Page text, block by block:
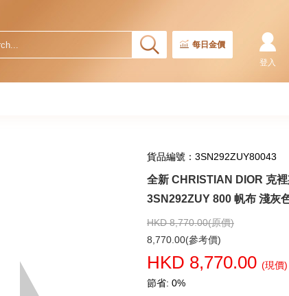
每日金價
登入
貨品編號：3SN292ZUY80043
全新 CHRISTIAN DIOR 克裡
3SN292ZUY 800 帆布 淺灰
HKD 8,770.00(原價)
8,770.00(參考價)
HKD 8,770.00 (現價)
節省: 0%
國米圈
Submariner
無日曆 黑